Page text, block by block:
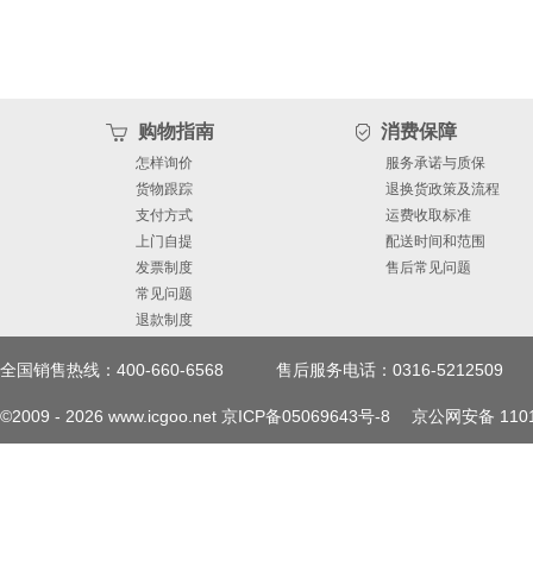
购物指南
怎样询价
货物跟踪
支付方式
上门自提
发票制度
常见问题
退款制度
消费保障
服务承诺与质保
退换货政策及流程
运费收取标准
配送时间和范围
售后常见问题
全国销售热线：400-660-6568 售后服务电话：0316-5212509
©2009 - 2026 www.icgoo.net 京ICP备05069643号-8 京公网安备